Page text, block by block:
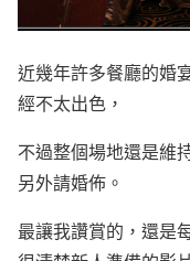
近幾年許多餐廳的婚
經不太出色，
不過整個場地還是維
另外請婚佈。
最讓我讚賞的，還是